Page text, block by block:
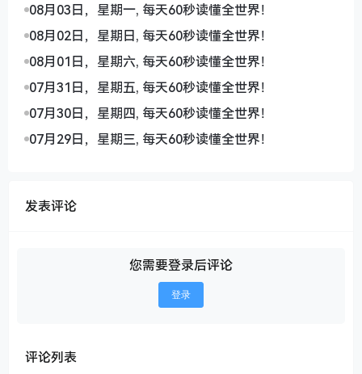
08月03日，星期一, 每天60秒读懂全世界！
08月02日，星期日, 每天60秒读懂全世界！
08月01日，星期六, 每天60秒读懂全世界！
07月31日，星期五, 每天60秒读懂全世界！
07月30日，星期四, 每天60秒读懂全世界！
07月29日，星期三, 每天60秒读懂全世界！
发表评论
您需要登录后评论
登录
评论列表